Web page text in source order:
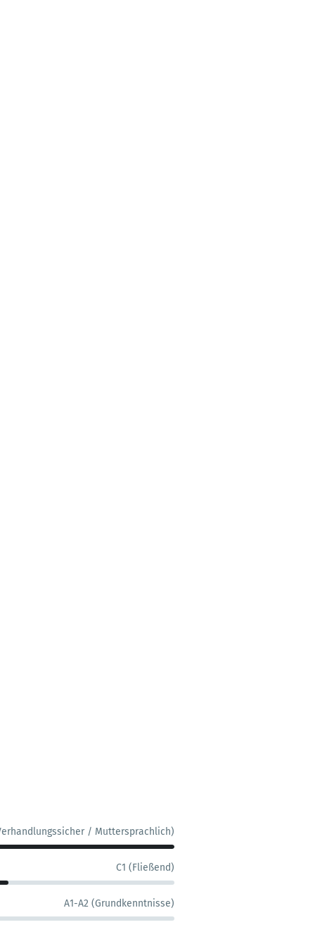
/ Muttersprachlich)
C1 (Fließend)
A1-A2 (Grundkenntnisse)